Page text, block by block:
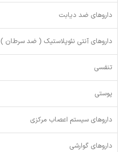
داروهای ضد دیابت
داروهای آنتی نئوپلاستیک ( ضد سرطان )
تنفسی
پوستی
داروهای سیستم اعصاب مرکزی
داروهای گوارشی